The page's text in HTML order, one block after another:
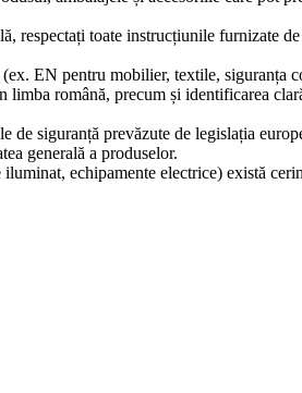
respectați toate instrucțiunile furnizate
EN pentru mobilier, textile,
română, precum și identificarea
de siguranță prevăzute de legislația
generală a produselor.
echipamente electrice) există